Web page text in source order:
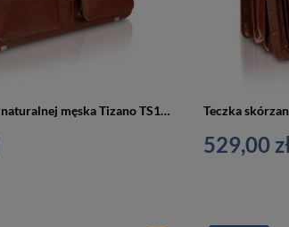
Teczka ze skóry naturalnej męska Tizano TS18 aktówka na laptopa A4 brązowa
529,00